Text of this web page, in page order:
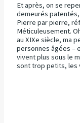
Et après, on se
demeurés
Pierre par pierre,
Méticuleusement.
au XIXe siècle, ma
personnes âgées –
vivent plus sous le
sont trop petits, les